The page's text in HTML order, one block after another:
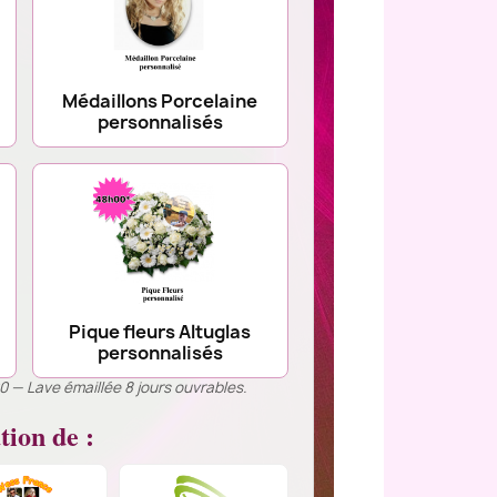
Médaillons Porcelaine
personnalisés
Pique fleurs Altuglas
personnalisés
Lave émaillée 8 jours ouvrables.
de :